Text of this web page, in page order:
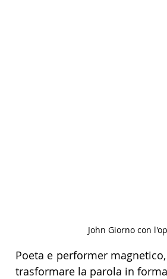
John Giorno con
Poeta e performer magnetico,
trasformare la parola in forma